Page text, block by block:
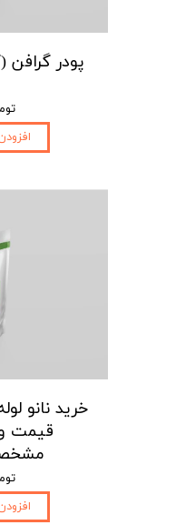
پودر گرافن
خرید نانو